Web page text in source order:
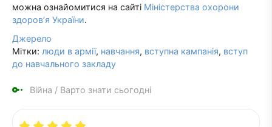
можна ознайомитися на сайті Міністерства охорони
здоров’я України.
Джерело
Мітки: люди в армії, навчання, вступна кампанія, вступ
до навчального закладу
Війна / Варто знати сьогодні